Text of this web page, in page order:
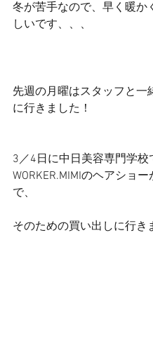
冬が苦手なので、早く暖か
しいです、、、
先週の月曜はスタッフと一
に行きました！
3／4日に中日美容専門学校
WORKER.MIMIのヘアショ
で、
そのための買い出しに行き